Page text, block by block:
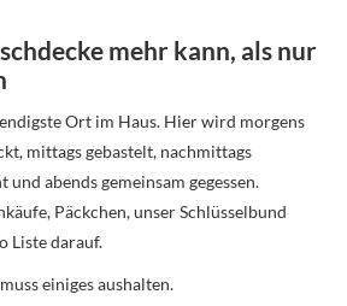
mehr kann, als nur
Ort im Haus. Hier wird morgens
mittags gebastelt, nachmittags
und abends gemeinsam gegessen.
Päckchen, unser Schlüsselbund
Liste darauf.
einiges aushalten.